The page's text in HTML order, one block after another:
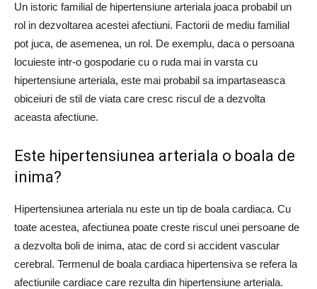
Un istoric familial de hipertensiune arteriala joaca probabil un
rol in dezvoltarea acestei afectiuni. Factorii de mediu familial
pot juca, de asemenea, un rol. De exemplu, daca o persoana
locuieste intr-o gospodarie cu o ruda mai in varsta cu
hipertensiune arteriala, este mai probabil sa impartaseasca
obiceiuri de stil de viata care cresc riscul de a dezvolta
aceasta afectiune.
Este hipertensiunea arteriala o boala de
inima?
Hipertensiunea arteriala nu este un tip de boala cardiaca. Cu
toate acestea, afectiunea poate creste riscul unei persoane de
a dezvolta boli de inima, atac de cord si accident vascular
cerebral. Termenul de boala cardiaca hipertensiva se refera la
afectiunile cardiace care rezulta din hipertensiune arteriala.